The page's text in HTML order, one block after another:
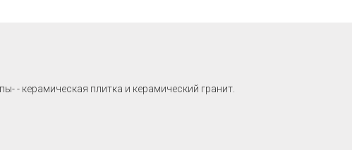
- керамическая плитка и керамический гранит.